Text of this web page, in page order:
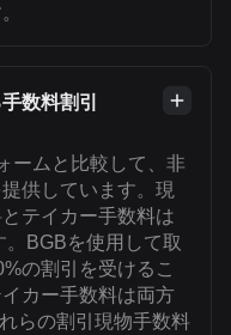
数料割引
ームと比較して、非
供しています。現
テイカー手数料は
。BGBを使用して取
の割引を受けるこ
カー手数料は両方
らの割引現物手数料